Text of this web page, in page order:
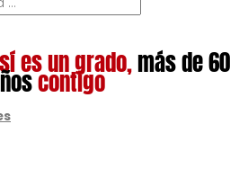
es un grado,más de 60
contigo